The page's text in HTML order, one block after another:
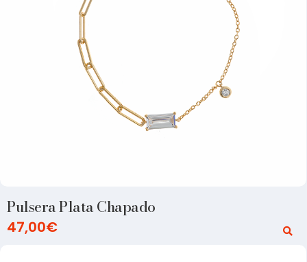
Pulsera Plata Chapado
47,00€